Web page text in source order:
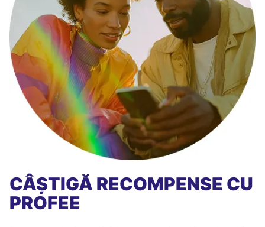
CÂȘTIGĂ RECOMPENSE CU
PROFEE